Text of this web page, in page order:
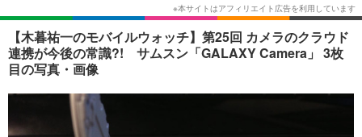
韓国・芸能
音楽 スポーツ
グラビア
ショッピング
ライフTOP グルメ
ペット ショッピング
その他
リリース一覧
プッシュ通知の停止方法
【木暮祐一のモバイルウォッチ】第25回 カメラのクラウド
連携が今後の常識?! サムスン「GALAXY Camera」 3枚
目の写真・画像